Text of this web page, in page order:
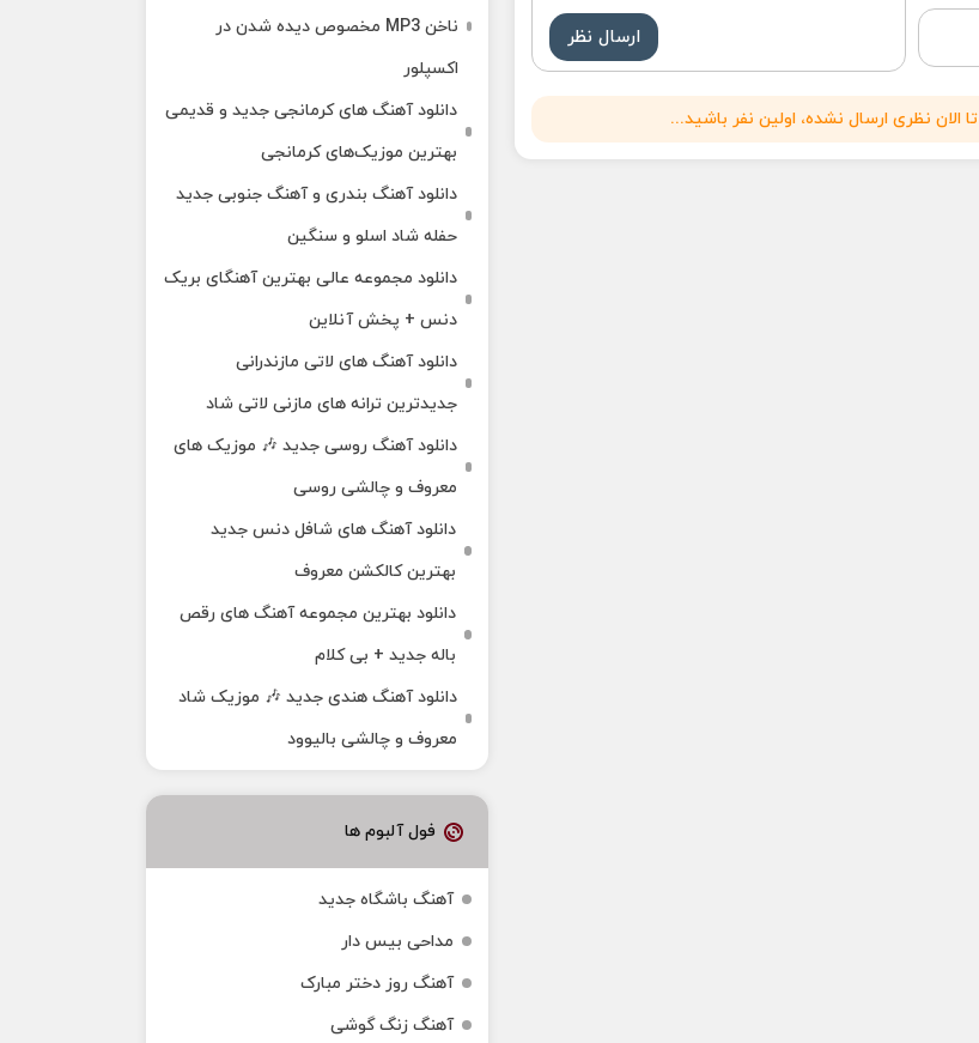
ارسال نظر
تا الان نظری ارسال نشده، اولین نفر باشید...
ناخن MP3 مخصوص دیده شدن در
اکسپلور
دانلود آهنگ‌ های کرمانجی جدید و قدیمی
بهترین موزیک‌های کرمانجی
دانلود آهنگ بندری و آهنگ جنوبی جدید
حفله شاد اسلو و سنگین
دانلود مجموعه عالی بهترین آهنگای بریک
دنس + پخش آنلاین
دانلود آهنگ‌ های لاتی مازندرانی
جدیدترین ترانه های مازنی لاتی شاد
دانلود آهنگ روسی جدید 🎶 موزیک‌ های
معروف و چالشی روسی
دانلود آهنگ های شافل دنس جدید
بهترین کالکشن معروف
دانلود بهترین مجموعه آهنگ های رقص
باله جدید + بی کلام
دانلود آهنگ هندی جدید 🎶 موزیک شاد
معروف و چالشی بالیوود
فول آلبوم ها
آهنگ باشگاه جدید
مداحی بیس دار
آهنگ روز دختر مبارک
آهنگ زنگ گوشی